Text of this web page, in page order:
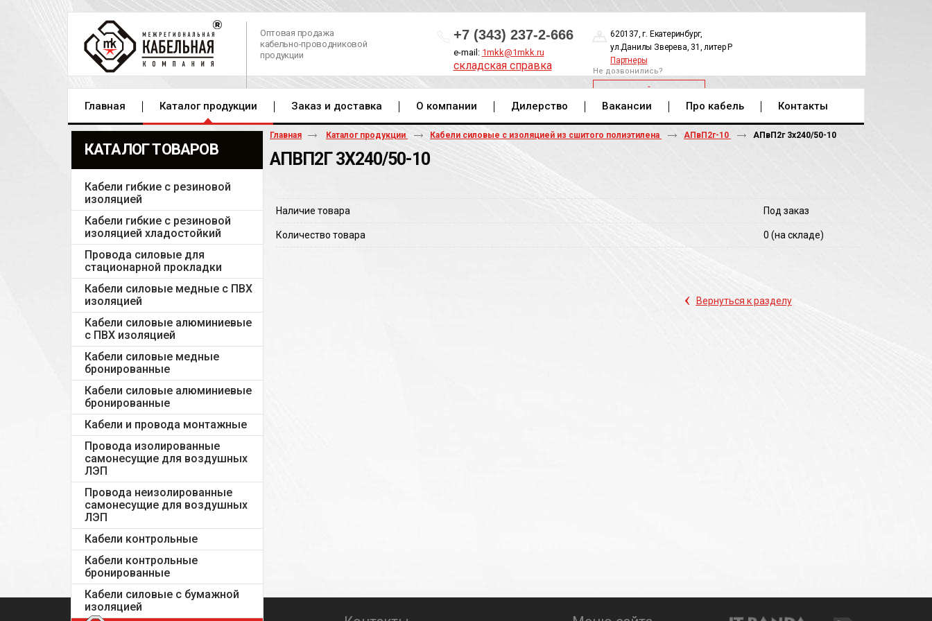
Оптовая продажа
кабельно-проводниковой
продукции
+7 (343) 237-2-666
e-mail: 1mkk@1mkk.ru
складская справка
620137, г. Екатеринбург,
ул.Данилы Зверева, 31, литер Р
Партнеры
Не дозвонились?
ОБРАТНЫЙ ЗВОНОК
Главная Каталог продукции Заказ и доставка О компании Дилерство Вакансии Про кабель Контакты
КАТАЛОГ ТОВАРОВ
Кабели гибкие с резиновой
изоляцией
Кабели гибкие с резиновой
изоляцией хладостойкий
Провода силовые для
стационарной прокладки
Кабели силовые медные с ПВХ
изоляцией
Кабели силовые алюминиевые
с ПВХ изоляцией
Кабели силовые медные
бронированные
Кабели силовые алюминиевые
бронированные
Кабели и провода монтажные
Провода изолированные
самонесущие для воздушных
ЛЭП
Провода неизолированные
самонесущие для воздушных
ЛЭП
Кабели контрольные
Кабели контрольные
бронированные
Кабели силовые с бумажной
изоляцией
Главная Каталог продукции Кабели силовые с изоляцией из сшитого полиэтилена АПвП2г-10 АПвП2г 3х240/50-10
АПВП2Г 3Х240/50-10
Наличие товара Под заказ
Количество товара 0 (на складе)
‹ Вернуться к разделу